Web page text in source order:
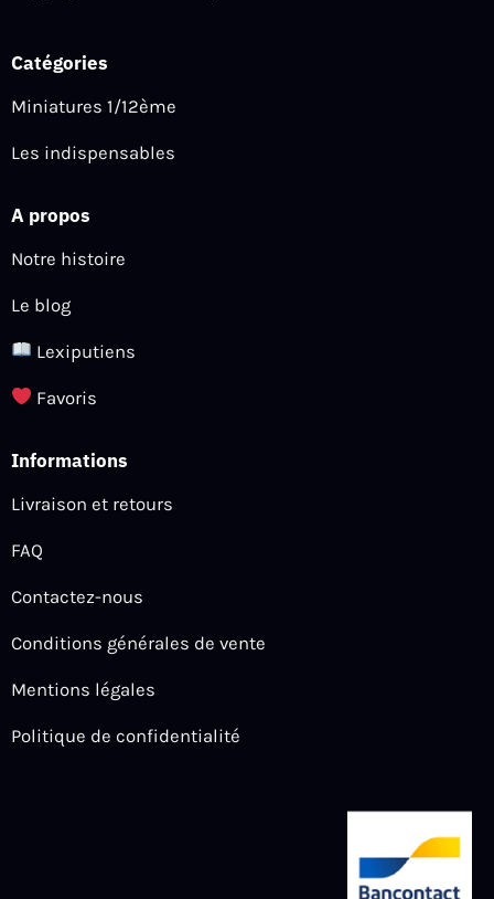
Catégories
Miniatures 1/12ème
Les indispensables
A propos
Notre histoire
Le blog
Lexiputiens
Favoris
Informations
Livraison et retours
FAQ
Contactez-nous
Conditions générales de vente
Mentions légales
Politique de confidentialité